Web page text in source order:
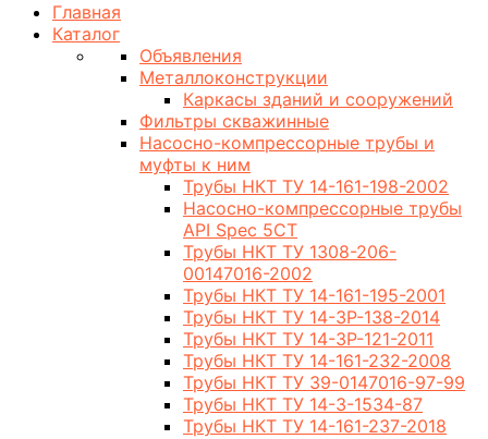
Главная
Каталог
Объявления
Металлоконструкции
Каркасы зданий и сооружений
Фильтры скважинные
Насосно-компрессорные трубы и
муфты к ним
Трубы НКТ ТУ 14-161-198-2002
Насосно-компрессорные трубы
API Spec 5CT
Трубы НКТ ТУ 1308-206-
00147016-2002
Трубы НКТ ТУ 14-161-195-2001
Трубы НКТ ТУ 14-3Р-138-2014
Трубы НКТ ТУ 14-3Р-121-2011
Трубы НКТ ТУ 14-161-232-2008
Трубы НКТ ТУ 39-0147016-97-99
Трубы НКТ ТУ 14-3-1534-87
Трубы НКТ ТУ 14-161-237-2018